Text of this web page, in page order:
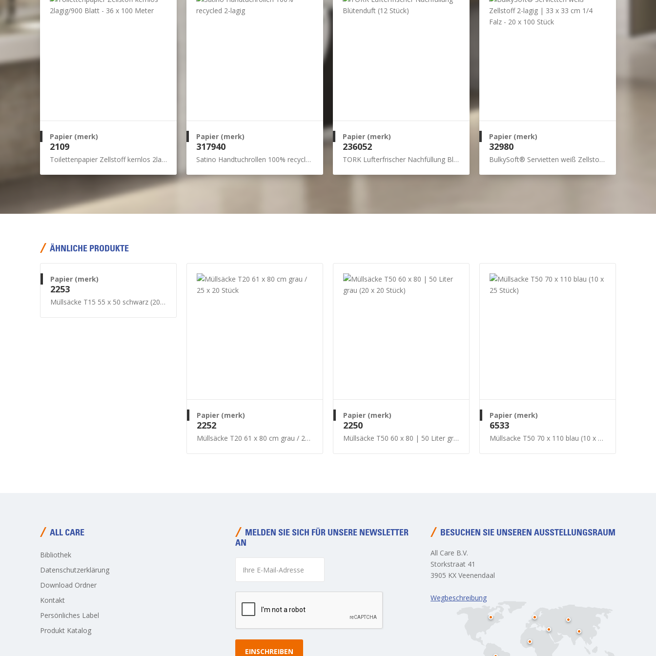
Papier (merk)
2109
Toilettenpapier Zellstoff kernlos 2lagig/900 Blatt - 36 x 100 Meter
Papier (merk)
317940
Satino Handtuchrollen 100% recycled 2-lagig
Papier (merk)
236052
TORK Lufterfrischer Nachfüllung Blütenduft (12 Stück)
Papier (merk)
32980
BulkySoft® Servietten weiß Zellstoff 2-lagig | 33 x 33 cm 1/4 Falz - 20 x 100 Stück
ÄHNLICHE PRODUKTE
Papier (merk)
2253
Müllsäcke T15 55 x 50 schwarz (20x 50 Stück)
Papier (merk)
2252
Müllsäcke T20 61 x 80 cm grau / 25 x 20 Stück
Papier (merk)
2250
Müllsäcke T50 60 x 80 | 50 Liter grau (20 x 20 Stück)
Papier (merk)
6533
Müllsacke T50 70 x 110 blau (10 x 25 Stück)
ALL CARE
Bibliothek
Datenschutzerklärung
Download Ordner
Kontakt
Persönliches Label
Produkt Katalog
MELDEN SIE SICH FÜR UNSERE NEWSLETTER
AN
EINSCHREIBEN
BESUCHEN SIE UNSEREN AUSSTELLUNGSRAUM
All Care B.V.
Storkstraat 41
3905 KX Veenendaal
Wegbeschreibung